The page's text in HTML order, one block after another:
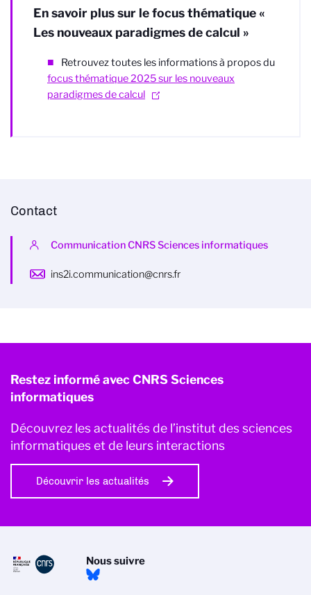
En savoir plus sur le focus thématique «
Les nouveaux paradigmes de calcul »
Retrouvez toutes les informations à propos du
focus thématique 2025 sur les nouveaux
paradigmes de calcul
Contact
Communication CNRS Sciences informatiques
ins2i.communication@cnrs.fr
Restez informé avec CNRS Sciences
informatiques
Découvrez les actualités de l’institut des sciences
informatiques et de leurs interactions
Découvrir les actualités
Nous suivre